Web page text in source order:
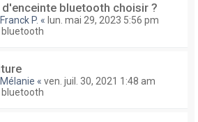
d'enceinte bluetooth choisir ?
Franck P. « lun. mai 29, 2023 5:56 pm
bluetooth
Mélanie « ven. juil. 30, 2021 1:48 am
bluetooth